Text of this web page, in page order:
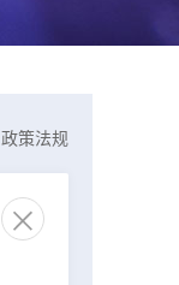
政策法规
